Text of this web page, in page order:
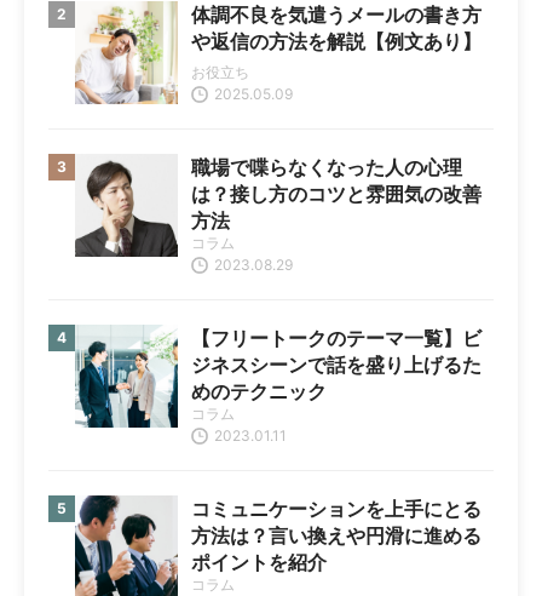
体調不良を気遣うメールの書き方
や返信の方法を解説【例文あり】
2025.05.09
お役立ち
職場で喋らなくなった人の心理
は？接し方のコツと雰囲気の改善
方法
2023.08.29
コラム
【フリートークのテーマ一覧】ビ
ジネスシーンで話を盛り上げるた
めのテクニック
2023.01.11
コラム
コミュニケーションを上手にとる
方法は？言い換えや円滑に進める
ポイントを紹介
コラム